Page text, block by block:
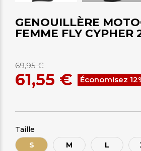
GENOUILLÈRE
FEMME FLY CYPHER
69,95 €
61,55 € Économisez
Taille
S
M L